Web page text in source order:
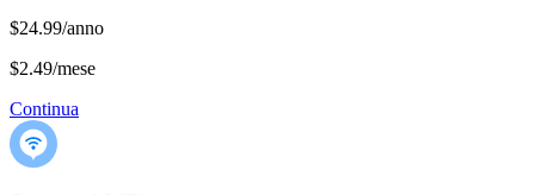
$24.99/anno
$2.49/mese
Continua